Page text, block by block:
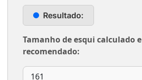
Resultado:
Tamanho de esqui calculado e
recomendado: